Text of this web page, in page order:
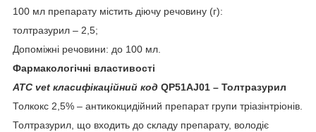
100 мл препарату містить діючу речовину (г):
толтразурил – 2,5;
Допоміжні речовини: до 100 мл.
Фармакологічні властивості
АТС vet класифікаційний код QP51AJ01 – Толтразурил
Толкокс 2,5% – антикокцидійний препарат групи тріазінтріонів.
Толтразурил, що входить до складу препарату, володіє